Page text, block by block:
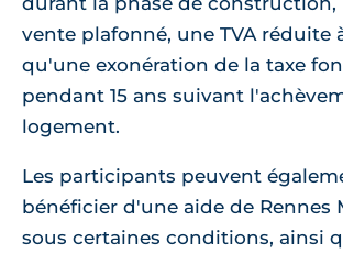
vente plafonné, une TVA réduite
qu'une exonération de la taxe
pendant 15 ans suivant
logement.
Les participants peuvent
bénéficier d'une aide de Rennes
sous certaines conditions, ainsi